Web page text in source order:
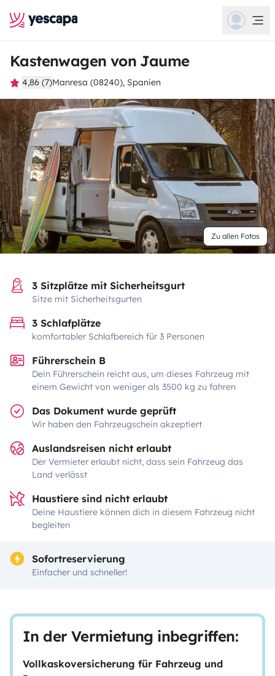
Kastenwagen von Jaume
4,86 (7)Manresa (08240), Spanien
Zu allen Fotos
3 Sitzplätze mit Sicherheitsgurt
Sitze mit Sicherheitsgurten
3 Schlafplätze
komfortabler Schlafbereich für 3 Personen
Führerschein B
Dein Führerschein reicht aus, um dieses Fahrzeug mit
einem Gewicht von weniger als 3500 kg zu fahren
Das Dokument wurde geprüft
Wir haben den Fahrzeugschein akzeptiert
Auslandsreisen nicht erlaubt
Der Vermieter erlaubt nicht, dass sein Fahrzeug das
Land verlässt
Haustiere sind nicht erlaubt
Deine Haustiere können dich in diesem Fahrzeug nicht
begleiten
Sofortreservierung
Einfacher und schneller!
In der Vermietung inbegriffen:
Vollkaskoversicherung für Fahrzeug und